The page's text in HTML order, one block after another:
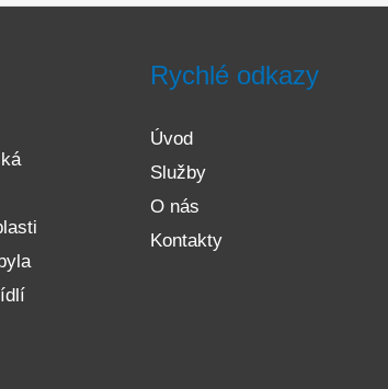
Rychlé odkazy
Úvod
Služby
O nás
Kontakty